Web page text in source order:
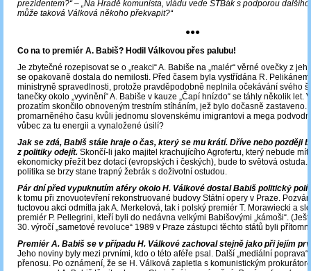
prezidentem?“ – „Na Hradě komunista, vládu vede STBák s podporou
může taková Válková někoho překvapit?“
●●●
Co na to premiér A. Babiš? Hodil Válkovou přes palubu!
Je zbytečné rozepisovat se o „reakci“ A. Babiše na „malér“ věrné ovečky z
se opakovaně dostala do nemilosti. Před časem byla vystřídána R.
ministryně spravedlnosti, protože pravděpodobně neplnila očekávání svého
tanečky okolo „vyvinění“ A. Babiše v kauze „Čapí hnízdo“ se táhly několik let.
prozatím skončilo obnoveným trestním stíháním, jež bylo dočasně zastaveno.
promarněného času kvůli jednomu slovenskému imigrantovi a mega
vůbec za tu energii a vynaložené úsilí?
Jak se zdá, Babiš stále hraje o čas, který se mu krátí. Dříve nebo později
z politiky odejít. Skončí-li jako majitel krachujícího Agrofertu, který nebude mít
ekonomicky přežít bez dotací (evropských i českých), bude to světová ostuda.
politika se brzy stane trapný žebrák s doživotní ostudou.
Pár dní před vypuknutím aféry okolo H. Válkové dostal Babiš politický
k tomu při znovuotevření rekonstruované budovy Státní opery v Praze.
tuctovou akci odmítla jak A. Merkelová, tak i polský premiér T. Morawiecki a
premiér P. Pellegrini, kteří byli do nedávna velkými Babišovými „kámoši“.
30. výročí „sametové revoluce“ 1989 v Praze zástupci těchto států byli
Premiér A. Babiš se v případu H. Válkové zachoval stejně jako při jejím
Jeho noviny byly mezi prvními, kdo o této aféře psal. Další „mediální poprava“
přenosu. Po oznámení, že se H. Válková zapletla s komunistickým